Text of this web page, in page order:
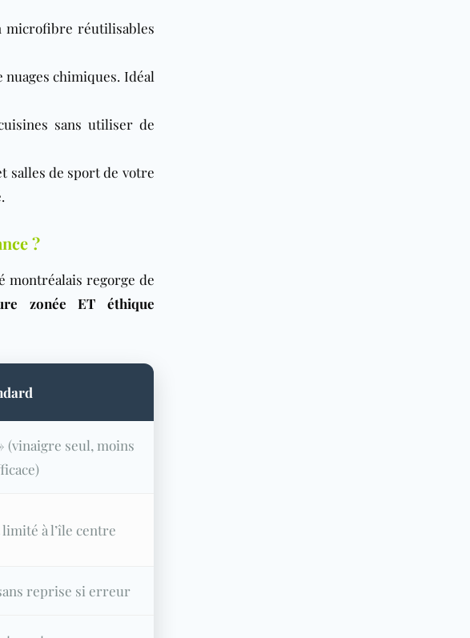
microfibre réutilisables
chimiques. Idéal
sans utiliser de
salles de sport de votre
?
montréalais regorge de
zonée ET éthique
(vinaigre seul, moins
à l’île centre
reprise si erreur